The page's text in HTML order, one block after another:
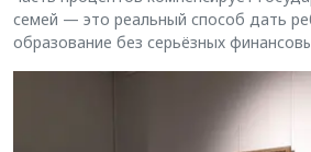
семей — это реальный способ дать
образование без серьёзных